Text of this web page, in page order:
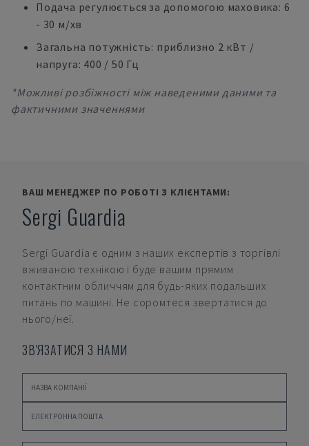
Подача регулюється за допомогою маховика: 6
- 30 м/хв
Загальна потужність: приблизно 2 кВт /
напруга: 400 / 50 Гц
*Можливі розбіжності між наведеними даними та
фактичними значеннями
ВАШ МЕНЕДЖЕР ПО РОБОТІ З КЛІЄНТАМИ:
Sergi Guardia
Sergi Guardia є одним з наших експертів з торгівлі
вживаною технікою і буде вашим прямим
контактним обличчям для будь-яких подальших
питань по машині. Не соромтеся звертатися до
нього/неї.
ЗВ'ЯЗАТИСЯ З НАМИ